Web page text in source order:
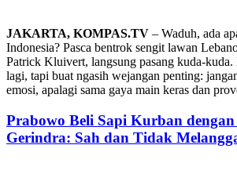
JAKARTA, KOMPAS.TV – Waduh, ada
Indonesia? Pasca bentrok sengit lawan
Patrick Kluivert, langsung pasang kuda-
lagi, tapi buat ngasih wejangan penting:
emosi, apalagi sama gaya main keras dan
Prabowo Beli Sapi Kurban
Gerindra: Sah dan Tidak